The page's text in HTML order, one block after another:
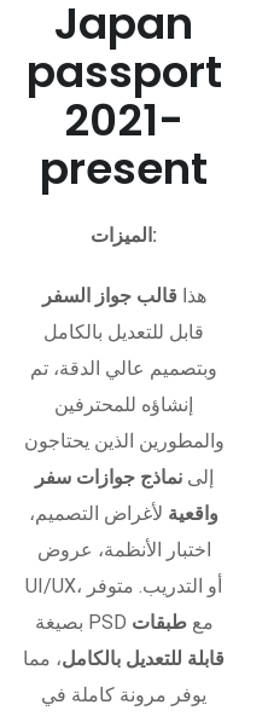
Japan
passport
2021-
present
الميزات:
هذا قالب جواز السفر
قابل للتعديل بالكامل
وبتصميم عالي الدقة، تم
إنشاؤه للمحترفين
والمطورين الذين يحتاجون
إلىنماذج جوازات سفر
واقعية لأغراض التصميم،
اختبار الأنظمة، عروض
UI/UX، أو التدريب. متوفر
بصيغة PSD معطبقات
قابلة للتعديل بالكامل، مما
يوفر مرونة كاملة في